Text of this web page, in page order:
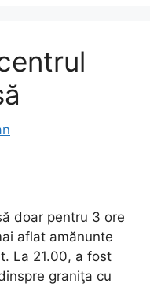
doar pentru 3 ore
aflat amănunte
La 21.00, a fost
graniţa cu